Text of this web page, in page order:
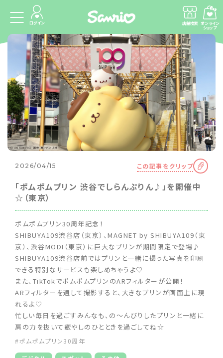
ログイン 店舗検索 オンライン
ショップ
2026/04/15 この記事をクリップ
「ポムポムプリン 渋谷でしらんぷりん♪」を開催中
☆（東京）
ポムポムプリン30周年記念！
SHIBUYA109渋谷店（東京）、MAGNET by SHIBUYA109（東
京）、渋谷MODI（東京）に巨大なプリンが期間限定で登場♪
SHIBUYA109渋谷店前ではプリンと一緒に撮った写真を印刷
できる特別なサービスも楽しめちゃうよ♡
また、TikTokでポムポムプリンのARフィルターが公開！
ARフィルターを通して撮影すると、大きなプリンが画面上に現
れるよ♡
忙しい毎日を過ごすみんなも、の～んびりしたプリンと一緒に
肩の力を抜いて癒やしのひとときを過ごしてね☆
#ポムポムプリン30周年